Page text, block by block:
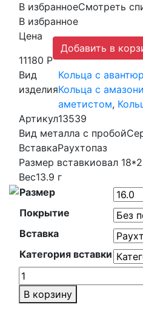
В избранноеСмотреть
В избранное
Цена
11180 Р
Добавить в
Вид
изделия
Кольца с
Кольца с
аметистом,
Артикул13539
Вид металла с пробой
ВставкаРаухтопаз
Размер вставкиовал
Вес13.9 г
Размер
Покрытие
Вставка
Категория вставки
Количество
товара
Кольцо
В корзину